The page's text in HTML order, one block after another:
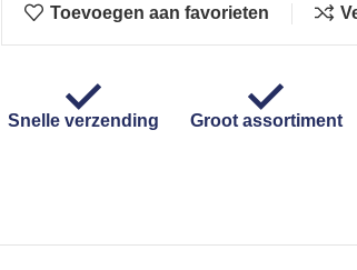
Toevoegen aan favorieten
Snelle verzending Groot assortiment